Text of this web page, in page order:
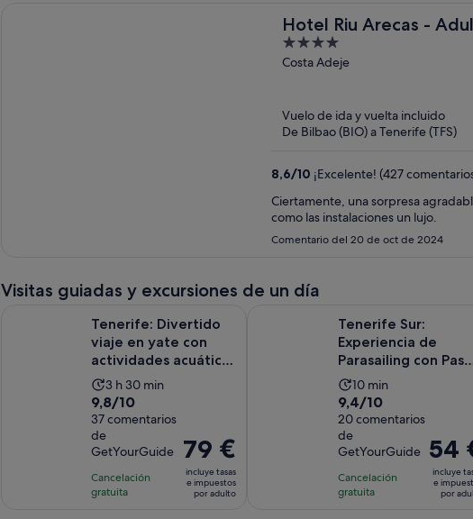
Hotel Riu Arecas -
4
out
Costa Adeje
Vuelo de ida y vuelta incluido
De Bilbao (BIO) a Tenerife (TFS)
8,6/10 ¡Excelente! (427
Ciertamente, una sorpresa agradable y maravillosa. El trato
como las instalaciones un lujo.
Comentario del 20 de oct de 2024
Visitas guiadas y excursiones de un día
Tenerife: Divertido
viaje en yate con
actividades acuáticas
y juguetes
La
duración
de
la
actividad
es
de
3 h 30 min
9.8
sobre
10
con
37
comentarios
9,8/10
37 comentarios
de
GetYourGuide
Cancelación
gratuita
El
precio
es
de
79 €
incluye tasas
e impuestos
por adulto
Tenerife Sur:
Experiencia de
Parasailing con
en Barco
La
duración
de
la
actividad
es
de
10 min
9.4
sobre
10
con
20
comentarios
9,4/10
20 comentarios
de
GetYourGuide
Cancelación
gratuita
El
precio
es
de
54
incluye
e
por